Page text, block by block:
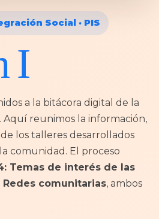
Social · PIS
I
a la bitácora digital de la
reunimos la información,
los talleres desarrollados
comunidad. El proceso
Temas de interés de las
Redes comunitarias, ambos